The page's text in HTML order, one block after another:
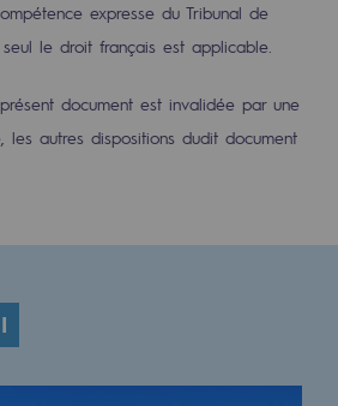
et innovation participative
expresse du Tribunal de
le droit français est applicable.
document est invalidée par une
les autres dispositions dudit document